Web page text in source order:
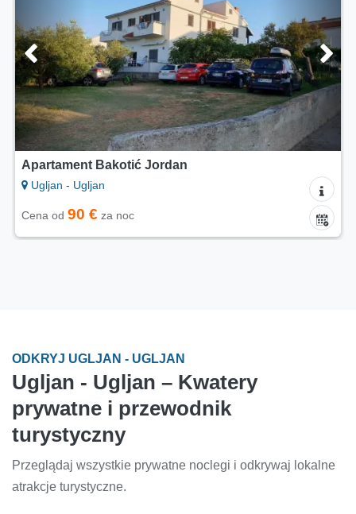
Apartament Bakotić Jordan
Ugljan - Ugljan
Cena od 90 € za noc
ODKRYJ UGLJAN - UGLJAN
Ugljan - Ugljan – Kwatery
prywatne i przewodnik
turystyczny
Przeglądaj wszystkie prywatne noclegi i odkrywaj lokalne
atrakcje turystyczne.